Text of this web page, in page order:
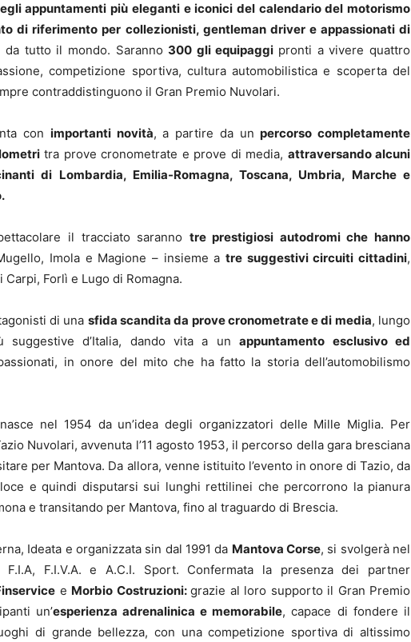
appuntamenti più eleganti e iconici del calendario del motorismo
di riferimento per collezionisti, gentleman driver e appassionati di
da tutto il mondo. Saranno 300 gli equipaggi pronti a vivere quattro
competizione sportiva, cultura automobilistica e scoperta del
contraddistinguono il Gran Premio Nuvolari.
con importanti novità, a partire da unpercorso completamente
tra prove cronometrate e prove di media, attraversando alcuni
di Lombardia, Emilia-Romagna, Toscana, Umbria, Marche e
il tracciato saranno tre prestigiosi autodromi che hanno
Imola e Magione – insieme a tre suggestivi circuiti cittadini,
Forlì e Lugo di Romagna.
di una sfida scandita da prove cronometrate e di media, lungo
suggestive d’Italia, dando vita a unappuntamento esclusivo ed
in onore del mito che ha fatto la storia dell’automobilismo
nel 1954 da un’idea degli organizzatori delle Mille Miglia. Per
Nuvolari, avvenuta l’11 agosto 1953, il percorso della gara bresciana
per Mantova. Da allora, venne istituito l’evento in onore di Tazio, da
e quindi disputarsi sui lunghi rettilinei che percorrono la pianura
e transitando per Mantova, fino al traguardo di Brescia.
Ideata e organizzata sin dal 1991 da Mantova Corse, si svolgerà nel
F.I.V.A. e A.C.I. Sport. Confermata la presenza dei partner
e Morbio Costruzioni: grazie al loro supporto il Gran Premio
un’esperienza adrenalinica e memorabile, capace di fondere il
di grande bellezza, con una competizione sportiva di altissimo